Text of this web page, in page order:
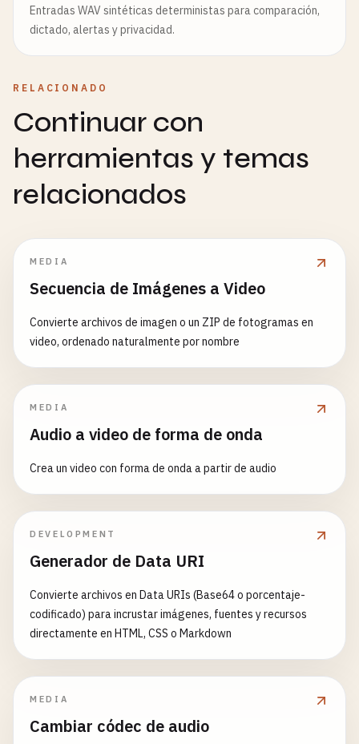
Entradas WAV sintéticas deterministas para comparación,
dictado, alertas y privacidad.
RELACIONADO
Continuar con
herramientas y temas
relacionados
MEDIA
Secuencia de Imágenes a Video
Convierte archivos de imagen o un ZIP de fotogramas en
video, ordenado naturalmente por nombre
MEDIA
Audio a video de forma de onda
Crea un video con forma de onda a partir de audio
DEVELOPMENT
Generador de Data URI
Convierte archivos en Data URIs (Base64 o porcentaje-
codificado) para incrustar imágenes, fuentes y recursos
directamente en HTML, CSS o Markdown
MEDIA
Cambiar códec de audio